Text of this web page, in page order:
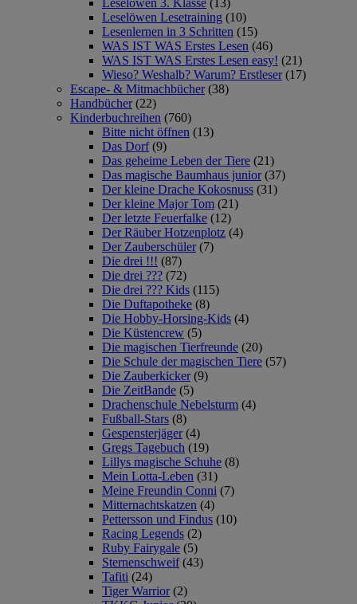
Leselöwen 3. Klasse (13)
Leselöwen Lesetraining (10)
Lesenlernen in 3 Schritten (15)
WAS IST WAS Erstes Lesen (46)
WAS IST WAS Erstes Lesen easy! (21)
Wieso? Weshalb? Warum? Erstleser (17)
Escape- & Mitmachbücher (38)
Handbücher (22)
Kinderbuchreihen (760)
Bitte nicht öffnen (13)
Das Dorf (9)
Das geheime Leben der Tiere (21)
Das magische Baumhaus junior (37)
Der kleine Drache Kokosnuss (31)
Der kleine Major Tom (21)
Der letzte Feuerfalke (12)
Der Räuber Hotzenplotz (4)
Der Zauberschüler (7)
Die drei !!! (87)
Die drei ??? (72)
Die drei ??? Kids (115)
Die Duftapotheke (8)
Die Hobby-Horsing-Kids (4)
Die Küstencrew (5)
Die magischen Tierfreunde (20)
Die Schule der magischen Tiere (57)
Die Zauberkicker (9)
Die ZeitBande (5)
Drachenschule Nebelsturm (4)
Fußball-Stars (8)
Gespensterjäger (4)
Gregs Tagebuch (19)
Lillys magische Schuhe (8)
Mein Lotta-Leben (31)
Meine Freundin Conni (7)
Mitternachtskatzen (4)
Pettersson und Findus (10)
Racing Legends (2)
Ruby Fairygale (5)
Sternenschweif (43)
Tafiti (24)
Tiger Warrior (2)